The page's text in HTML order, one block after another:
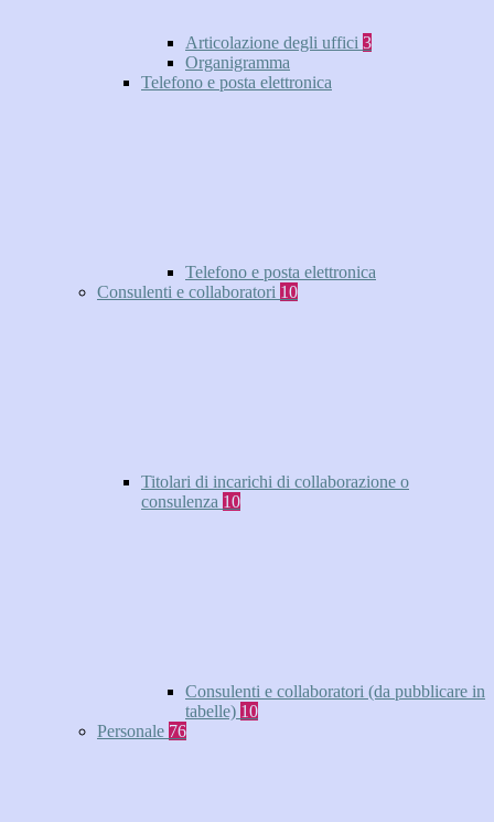
Articolazione degli uffici 3
Organigramma
Telefono e posta elettronica
Telefono e posta elettronica
Consulenti e collaboratori 10
Titolari di incarichi di collaborazione o
consulenza 10
Consulenti e collaboratori (da pubblicare in
tabelle) 10
Personale 76